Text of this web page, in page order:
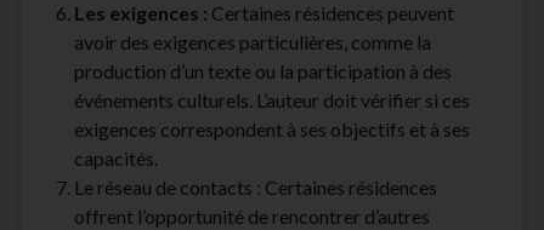
Les exigences : Certaines résidences peuvent
avoir des exigences particulières, comme la
production d’un texte ou la participation à des
événements culturels. L’auteur doit vérifier si ces
exigences correspondent à ses objectifs et à ses
capacités.
Le réseau de contacts : Certaines résidences
offrent l’opportunité de rencontrer d’autres